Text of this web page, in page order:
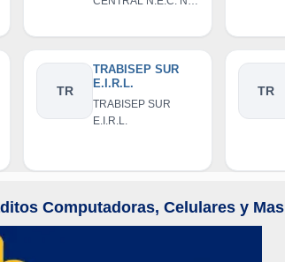
PUN/VMVU/PNVR
TR
TRABISEP SUR
E.I.R.L.
TRABISEP SUR
E.I.R.L.
TR
Computadoras, Celulares y Mas